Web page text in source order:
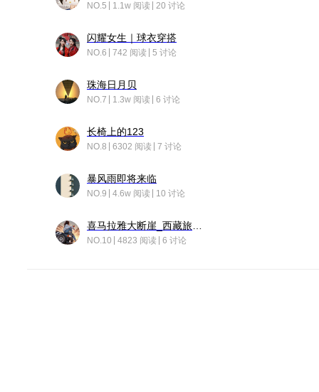
NO.5 1.1w 阅读 20 讨论
闪耀女生｜球衣穿搭
NO.6 742 阅读 5 讨论
珠海日月贝
NO.7 1.3w 阅读 6 讨论
长椅上的123
NO.8 6302 阅读 7 讨论
暴风雨即将来临
NO.9 4.6w 阅读 10 讨论
NO.10 4823 阅读 6 讨论